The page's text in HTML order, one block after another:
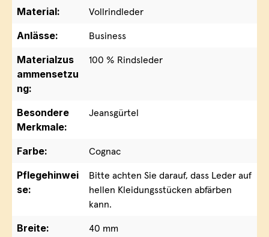
Material:
Vollrindleder
Anlässe:
Business
Materialzus
ammensetzu
ng:
100 % Rindsleder
Besondere
Merkmale:
Jeansgürtel
Farbe:
Cognac
Pflegehinwei
se:
Bitte achten Sie darauf, dass Leder auf
hellen Kleidungsstücken abfärben
kann.
Breite:
40 mm